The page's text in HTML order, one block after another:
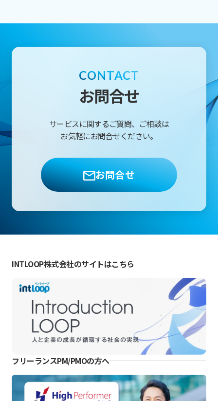
CONTACT
お問合せ
サービスに関するご質問、ご相談は
お気軽にお問合せください。
お問合せ
INTLOOP株式会社のサイトはこちら
フリーランスPM/PMOの方へ